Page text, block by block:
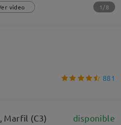
vídeo 1/8
881
Marfil (C3) disponible